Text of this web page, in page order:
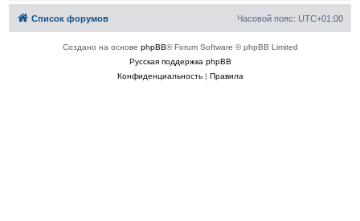
Список форумов Часовой пояс: UTC+01:00
Создано на основе phpBB® Forum Software © phpBB Limited
Русская поддержка phpBB
Конфиденциальность| Правила